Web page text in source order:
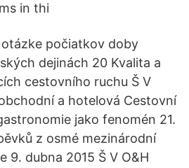
in thi
počiatkov doby
dejinách 20 Kvalita a
cestovního ruchu Š V
a hotelová Cestovní
jako fenomén 21.
z osmé mezinárodní
9. dubna 2015 Š V O&H